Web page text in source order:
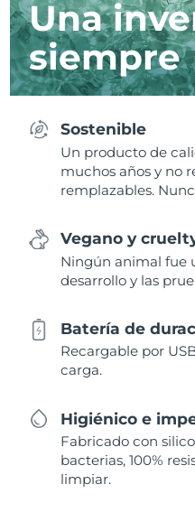
Una
siempre
Sostenible
Un producto de
muchos años y no
remplazables.
Vegano y
Ningún animal fue
desarrollo y las
Batería de
Recargable por
carga.
Higiénico e
Fabricado con
bacterias, 100%
limpiar.